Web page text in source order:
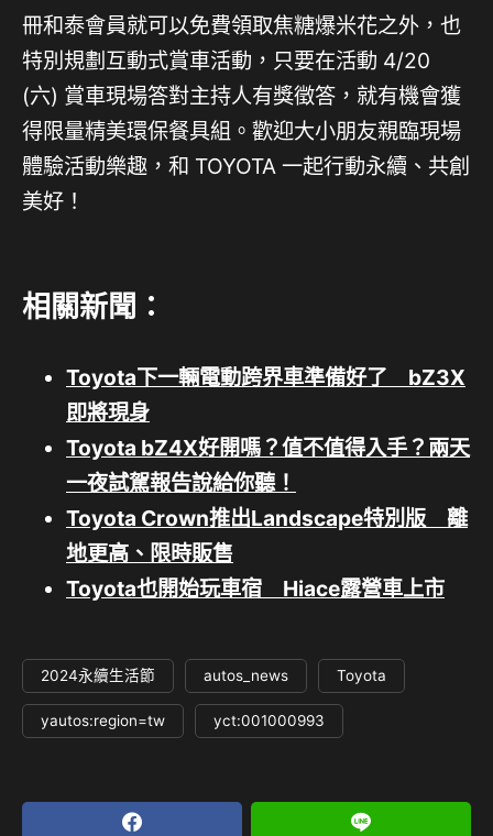
冊和泰會員就可以免費領取焦糖爆米花之外，也
特別規劃互動式賞車活動，只要在活動 4/20
(六) 賞車現場答對主持人有獎徵答，就有機會獲
得限量精美環保餐具組。歡迎大小朋友親臨現場
體驗活動樂趣，和 TOYOTA 一起行動永續、共創
美好！
相關新聞：
Toyota下一輛電動跨界車準備好了 bZ3X
即將現身
Toyota bZ4X好開嗎？值不值得入手？兩天
一夜試駕報告說給你聽！
Toyota Crown推出Landscape特別版 離
地更高、限時販售
Toyota也開始玩車宿 Hiace露營車上市
2024永續生活節 autos_news Toyota
yautos:region=tw yct:001000993